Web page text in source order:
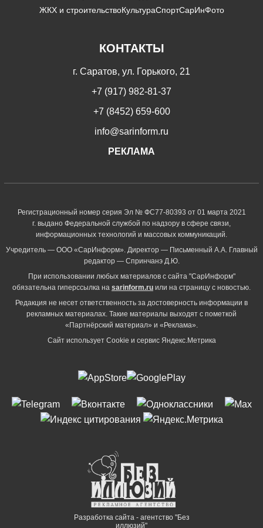
ЖКХ и строительствоКультураСпортСарИнФото
КОНТАКТЫ
г. Саратов, ул. Горького, 21
+7 (917) 982-81-37
+7 (8452) 659-600
info@sarinform.ru
РЕКЛАМА
Регистрационный номер серия Эл № ФС77-80393 от 01 марта 2021
г. выдано Федеральной службой по надзору в сфере связи,
информационных технологий и массовых коммуникаций.
Учредитель — ООО «СарИнформ». Директор — Письменный А.А. Главный
редактор — Спринчанэ Д.Ю.
При использовании любых материалов с сайта "СарИнформ"
обязательна гиперссылка на sarinform.ru или на страницу с новостью.
Редакция не несет ответственность за достоверность информации в
рекламных материалах. Такие материалы выходят с пометкой
«Партнёрский материал» и «Реклама».
Сайт использует Cookie и сервиc Яндекс.Метрика
Разработка сайта - агентство "Без
иллюзий"